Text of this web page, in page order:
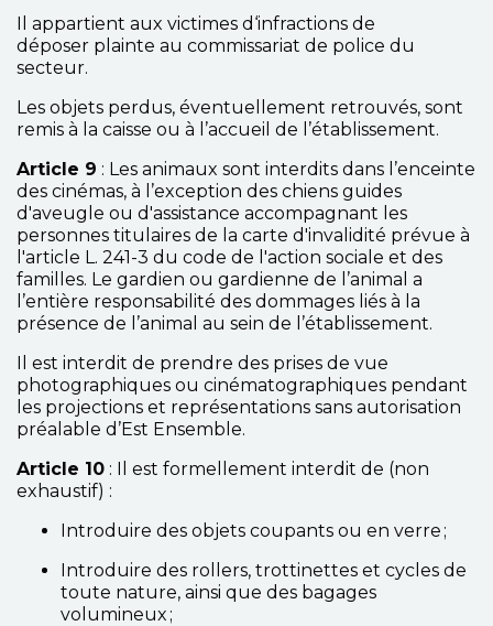
Il appartient aux victimes d‘infractions de
déposer plainte au commissariat de police du
secteur.
Les objets perdus, éventuellement retrouvés, sont
remis à la caisse ou à l’accueil de l’établissement.
Article 9 : Les animaux sont interdits dans l’enceinte
des cinémas, à l’exception des chiens guides
d'aveugle ou d'assistance accompagnant les
personnes titulaires de la carte d'invalidité prévue à
l'article L. 241-3 du code de l'action sociale et des
familles. Le gardien ou gardienne de l’animal a
l’entière responsabilité des dommages liés à la
présence de l’animal au sein de l’établissement.
Il est interdit de prendre des prises de vue
photographiques ou cinématographiques pendant
les projections et représentations sans autorisation
préalable d’Est Ensemble.
Article 10 : Il est formellement interdit de (non
exhaustif) :
Introduire des objets coupants ou en verre ;
Introduire des rollers, trottinettes et cycles de
toute nature, ainsi que des bagages
volumineux ;